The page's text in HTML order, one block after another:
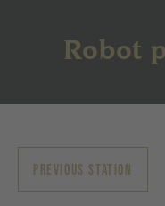
Robot
PREVIOUS STATION